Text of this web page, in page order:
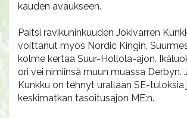
kauden avaukseen.
Paitsi ravikuninkuuden Jokivarren
voittanut myös Nordic Kingin,
kolme kertaa Suur-Hollola-ajon.
ori vei nimiinsä muun muassa Derbyn.
Kunkku on tehnyt urallaan SE-tuloksia
keskimatkan tasoitusajon ME:n.